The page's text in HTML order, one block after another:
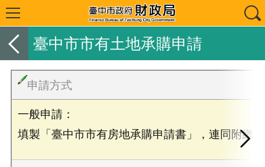
臺中市市有土地承購申請
申請方式
一般申請：
填製「臺中市市有房地承購申請書」，連同附繳